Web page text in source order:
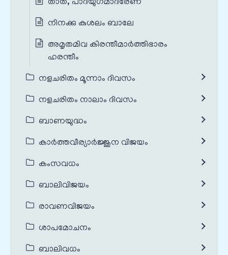
താത, പാദയുഗമാദരേണ
നിനക്കു കുശലം ബാലേ
അമൃതമിവ കിരന്തീമാർത്തിഭാരം
ഹരന്തീം
നളചരിതം മൂന്നാം ദിവസം
നളചരിതം നാലാം ദിവസം
ബാണയുദ്ധം
കാർത്തവീര്യാർജ്ജുന വിജയം
കംസവധം
ബാലിവിജയം
രാവണവിജയം
ശാപമോചനം
ബാലിവധം